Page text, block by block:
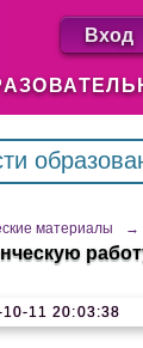
Вход
материалы →
11 20:03:38